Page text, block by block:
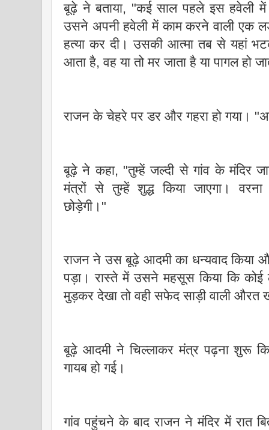
बूढ़े ने बताया, "कई साल पहले इस हवेली में
उसने अपनी हवेली में काम करने वाली एक
हत्या कर दी। उसकी आत्मा तब से यहां
आता है, वह या तो मर जाता है या पागल हो
राजन के चेहरे पर डर और गहरा हो गया।
बूढ़े ने कहा, "तुम्हें जल्दी से गांव के मंदिर
मंत्रों से तुम्हें शुद्ध किया जाएगा। वरना
छोड़ेगी।"
राजन ने उस बूढ़े आदमी का धन्यवाद
पड़ा। रास्ते में उसने महसूस किया कि कोई
मुड़कर देखा तो वही सफेद साड़ी वाली
बूढ़े आदमी ने चिल्लाकर मंत्र पढ़ना शुरू
गायब हो गई।
गांव पहुंचने के बाद राजन ने मंदिर में रात